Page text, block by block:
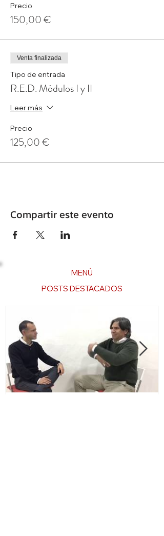
Precio
150,00 €
Venta finalizada
Tipo de entrada
R.E.D. Módulos I y II
Leer más
Precio
125,00 €
Compartir este evento
MENÚ
POSTS DESTACADOS